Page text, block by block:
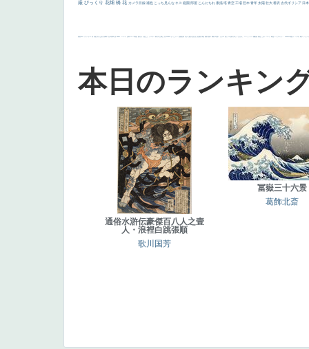
厳 びっくり 花畑 橋 花 カメラ目線 補色 こっち見んな キス 庭園 部屋 こんにちわ 素描 塔 青空 工場 巨木 青年 太陽 壮大 着衣 古代ギリシア 日
画質 last ヴィーナス 剣 白人少女 食事中 山本芳翠 麦 alciato ハーレム 女神 ローマ教皇 奥行き 火起こし シスター 東方の三博士 114514 かっこいい 受胎告知 天から覗き込む顔 設計図 挿絵 群衆 親子 裸婦 可愛い ピサロ ＃名画で学ぶ「たるみ」 ニーソックス 躍動感 黄色 こわい コート 畦道 レンブラント・ sekkusu 暖かい バブみ 靴下 ショッ
本日のランキン
通俗水滸伝豪傑百八人之壹
人・浪裡白跳張順
歌川国芳
冨嶽三十六景
葛飾北斎